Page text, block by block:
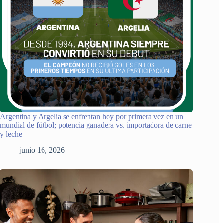
Argentina y Argelia se enfrentan hoy por primera vez en un
mundial de fútbol; potencia ganadera vs. importadora de carne
y leche
junio 16, 2026